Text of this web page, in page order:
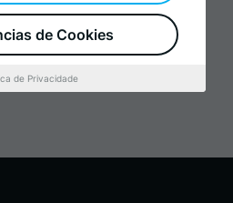
de Cookies
de Privacidade